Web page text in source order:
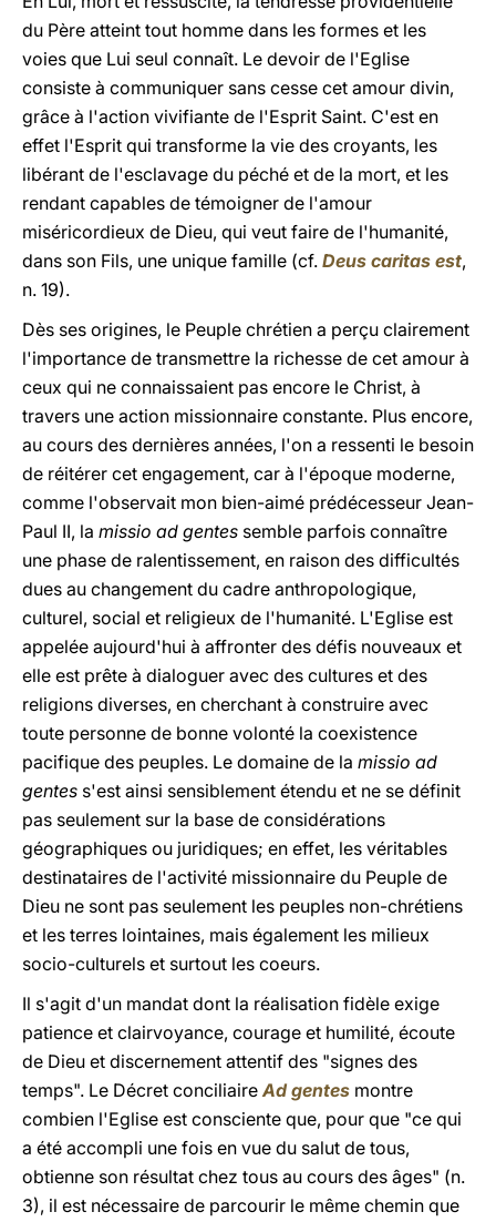
du Père atteint tout homme dans les formes et les
voies que Lui seul connaît. Le devoir de l'Eglise
consiste à communiquer sans cesse cet amour divin,
grâce à l'action vivifiante de l'Esprit Saint. C'est en
effet l'Esprit qui transforme la vie des croyants, les
libérant de l'esclavage du péché et de la mort, et les
rendant capables de témoigner de l'amour
miséricordieux de Dieu, qui veut faire de l'humanité,
dans son Fils, une unique famille (cf. Deus caritas est,
n. 19).
Dès ses origines, le Peuple chrétien a perçu clairement
l'importance de transmettre la richesse de cet amour à
ceux qui ne connaissaient pas encore le Christ, à
travers une action missionnaire constante. Plus encore,
au cours des dernières années, l'on a ressenti le besoin
de réitérer cet engagement, car à l'époque moderne,
comme l'observait mon bien-aimé prédécesseur Jean-
Paul II, la missio ad gentes semble parfois connaître
une phase de ralentissement, en raison des difficultés
dues au changement du cadre anthropologique,
culturel, social et religieux de l'humanité. L'Eglise est
appelée aujourd'hui à affronter des défis nouveaux et
elle est prête à dialoguer avec des cultures et des
religions diverses, en cherchant à construire avec
toute personne de bonne volonté la coexistence
pacifique des peuples. Le domaine de la missio ad
gentes s'est ainsi sensiblement étendu et ne se définit
pas seulement sur la base de considérations
géographiques ou juridiques; en effet, les véritables
destinataires de l'activité missionnaire du Peuple de
Dieu ne sont pas seulement les peuples non-chrétiens
et les terres lointaines, mais également les milieux
socio-culturels et surtout les coeurs.
Il s'agit d'un mandat dont la réalisation fidèle exige
patience et clairvoyance, courage et humilité, écoute
de Dieu et discernement attentif des "signes des
temps". Le Décret conciliaireAd gentes montre
combien l'Eglise est consciente que, pour que "ce qui
a été accompli une fois en vue du salut de tous,
obtienne son résultat chez tous au cours des âges" (n.
3), il est nécessaire de parcourir le même chemin que